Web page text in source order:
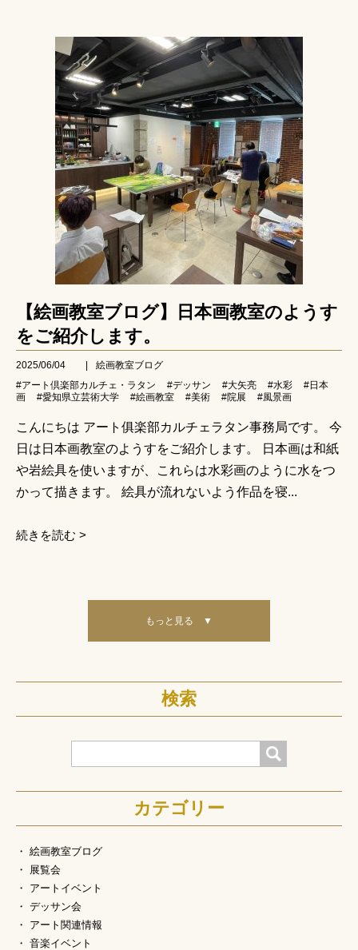
【絵画教室ブログ】日本画教室のようす
をご紹介します。
2025/06/04
絵画教室ブログ
#アート倶楽部カルチェ・ラタン
#デッサン #大矢亮 #水彩
#日本
画
#愛知県立芸術大学 #絵画教室 #美術 #院展 #風景画
こんにちは アート俱楽部カルチェラタン事務局です。 今
日は日本画教室のようすをご紹介します。 日本画は和紙
や岩絵具を使いますが、これらは水彩画のように水をつ
かって描きます。 絵具が流れないよう作品を寝...
続きを読む >
もっと見る ▼
検索
検索
カテゴリー
絵画教室ブログ
展覧会
アートイベント
デッサン会
アート関連情報
音楽イベント